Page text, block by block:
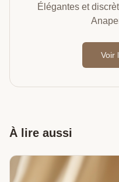
Élégantes et
Voir
À lire aussi